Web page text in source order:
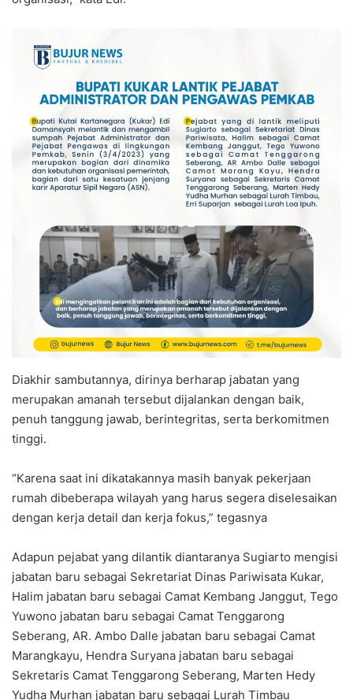
Diakhir sambutannya, dirinya berharap jabatan yang
merupakan amanah tersebut dijalankan dengan baik,
penuh tanggung jawab, berintegritas, serta berkomitmen
tinggi.
“Karena saat ini dikatakannya masih banyak pekerjaan
rumah dibeberapa wilayah yang harus segera diselesaikan
dengan kerja detail dan kerja fokus,” tegasnya
Adapun pejabat yang dilantik diantaranya Sugiarto mengisi
jabatan baru sebagai Sekretariat Dinas Pariwisata Kukar,
Halim jabatan baru sebagai Camat Kembang Janggut, Tego
Yuwono jabatan baru sebagai Camat Tenggarong
Seberang, AR. Ambo Dalle jabatan baru sebagai Camat
Marangkayu, Hendra Suryana jabatan baru sebagai
Sekretaris Camat Tenggarong Seberang, Marten Hedy
Yudha Murhan jabatan baru sebagai Lurah Timbau